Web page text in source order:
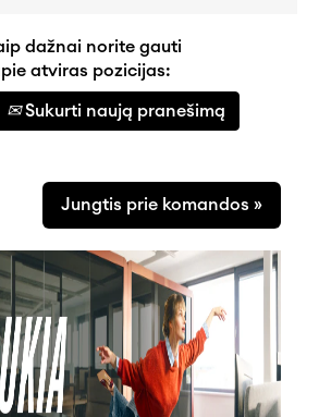
dažnai norite gauti
atviras pozicijas:
Sukurti naują pranešimą
Jungtis prie komandos »